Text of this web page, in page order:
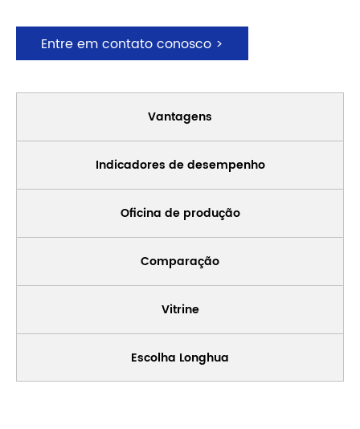
Entre em contato conosco >
Vantagens
Indicadores de desempenho
Oficina de produção
Comparação
Vitrine
Escolha Longhua